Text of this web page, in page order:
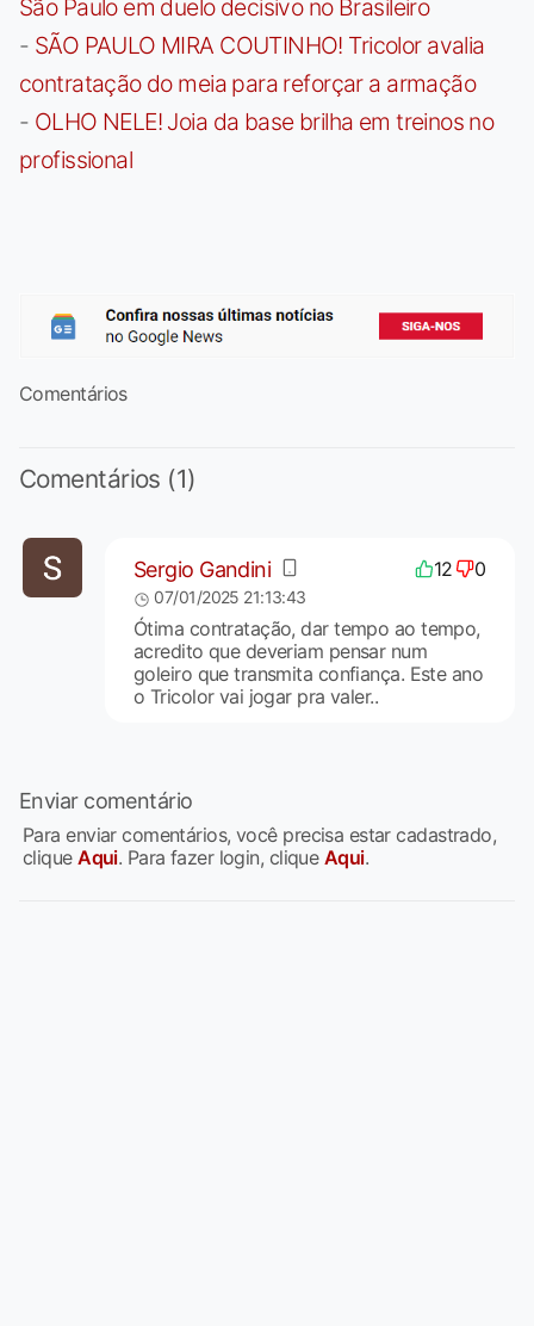
São Paulo em duelo decisivo no Brasileiro
- SÃO PAULO MIRA COUTINHO! Tricolor avalia
contratação do meia para reforçar a armação
- OLHO NELE! Joia da base brilha em treinos no
profissional
Comentários
Comentários (1)
Sergio Gandini 12 0
07/01/2025 21:13:43
Ótima contratação, dar tempo ao tempo,
acredito que deveriam pensar num
goleiro que transmita confiança. Este ano
o Tricolor vai jogar pra valer..
Enviar comentário
Para enviar comentários, você precisa estar cadastrado,
cliqueAqui. Para fazer login, clique Aqui.